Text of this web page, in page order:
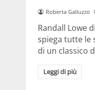
Roberta Galluzzo
Randall Lowe
spiega tutte le
di un classico
Leggi di più